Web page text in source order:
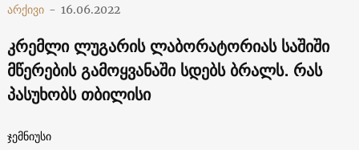
არქივი - 16.06.2022
კრემლი ლუგარის ლაბორატორიას საშიში
მწერების გამოყვანაში სდებს ბრალს. რას
პასუხობს თბილისი
ჯემნიუსი